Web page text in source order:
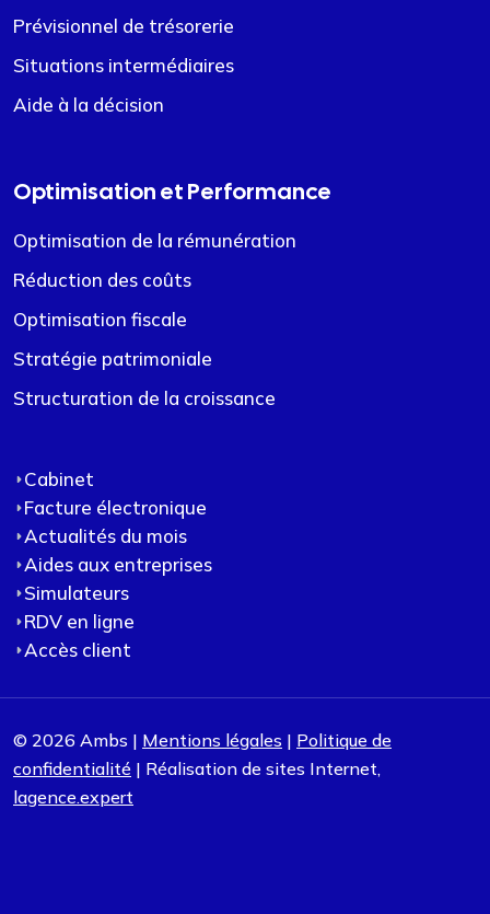
Prévisionnel de trésorerie
Situations intermédiaires
Aide à la décision
Optimisation et Performance
Optimisation de la rémunération
Réduction des coûts
Optimisation fiscale
Stratégie patrimoniale
Structuration de la croissance
Cabinet
Facture électronique
Actualités du mois
Aides aux entreprises
Simulateurs
RDV en ligne
Accès client
© 2026 Ambs | Mentions légales | Politique de
confidentialité | Réalisation de sites Internet,
lagence.expert